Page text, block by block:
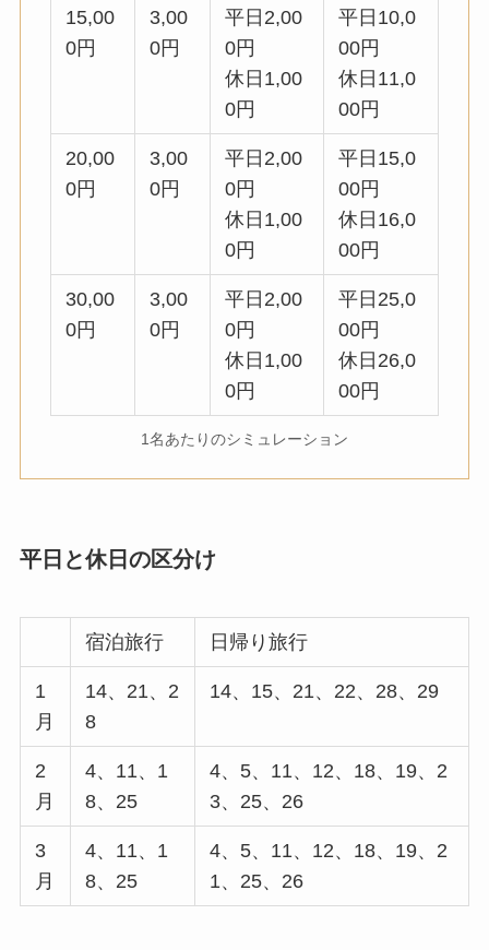
15,00
0円
3,00
0円
平日2,00
0円
休日1,00
0円
平日10,0
00円
休日11,0
00円
20,00
0円
3,00
0円
平日2,00
0円
休日1,00
0円
平日15,0
00円
休日16,0
00円
30,00
0円
3,00
0円
平日2,00
0円
休日1,00
0円
平日25,0
00円
休日26,0
00円
1名あたりのシミュレーション
平日と休日の区分け
宿泊旅行 日帰り旅行
1
月
14、21、2
8
14、15、21、22、28、29
2
月
4、11、1
8、25
4、5、11、12、18、19、2
3、25、26
3
月
4、11、1
8、25
4、5、11、12、18、19、2
1、25、26